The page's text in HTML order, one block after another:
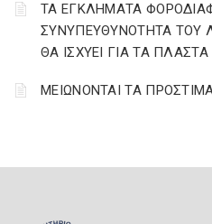
ΤΑ ΕΓΚΛΗΜΑΤΑ
ΣΥΝΥΠΕΥΘΥΝΟΤΗΤΑ ΤΟΥ
ΘΑ ΙΣΧΥΕΙ ΓΙΑ ΤΑ ΠΛΑΣΤΑ
ΜΕΙΩΝΟΝΤΑΙ ΤΑ